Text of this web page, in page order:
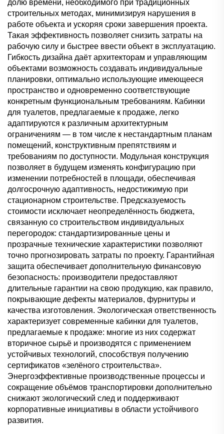
долю времени, необходимого при традиционных
строительных методах, минимизируя нарушения в
работе объекта и ускоряя сроки завершения проекта.
Такая эффективность позволяет снизить затраты на
рабочую силу и быстрее ввести объект в эксплуатацию.
Гибкость дизайна даёт архитекторам и управляющим
объектами возможность создавать индивидуальные
планировки, оптимально использующие имеющееся
пространство и одновременно соответствующие
конкретным функциональным требованиям. Кабинки
для туалетов, предлагаемые к продаже, легко
адаптируются к различным архитектурным
ограничениям — в том числе к нестандартным планам
помещений, конструктивным препятствиям и
требованиям по доступности. Модульная конструкция
позволяет в будущем изменять конфигурацию при
изменении потребностей в площади, обеспечивая
долгосрочную адаптивность, недостижимую при
стационарном строительстве. Предсказуемость
стоимости исключает неопределённость бюджета,
связанную со строительством индивидуальных
перегородок: стандартизированные цены и
прозрачные технические характеристики позволяют
точно прогнозировать затраты по проекту. Гарантийная
защита обеспечивает дополнительную финансовую
безопасность: производители предоставляют
длительные гарантии на свою продукцию, как правило,
покрывающие дефекты материалов, фурнитуры и
качества изготовления. Экологическая ответственность
характеризует современные кабинки для туалетов,
предлагаемые к продаже: многие из них содержат
вторичное сырьё и производятся с применением
устойчивых технологий, способствуя получению
сертификатов «зелёного строительства».
Энергоэффективные производственные процессы и
сокращение объёмов транспортировки дополнительно
снижают экологический след и поддерживают
корпоративные инициативы в области устойчивого
развития.